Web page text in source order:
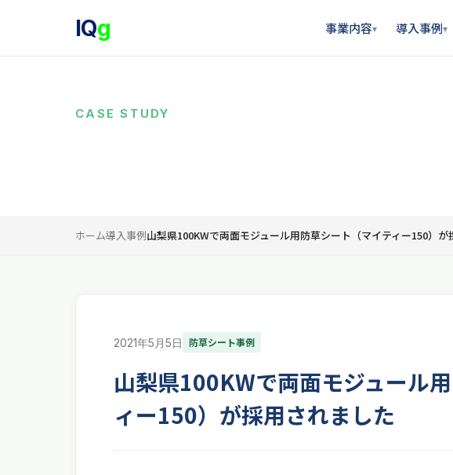
IQg 事業内容▾ 導入事例▾
CASE STUDY
ホーム導入事例山梨県100KWで両面モジュール用防草シート（マイティー150）が
2021年5月5日 防草シート事例
山梨県100KWで両面モジュール
ィー150）が採用されました